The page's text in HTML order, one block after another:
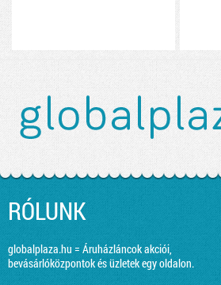
RÓLUNK
globalplaza.hu = Áruházláncok akciói,
bevásárlóközpontok és üzletek egy oldalon.